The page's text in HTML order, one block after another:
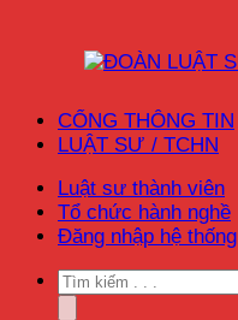
CỔNG THÔNG TIN
LUẬT SƯ / TCHN
Luật sư thành viên
Tổ chức hành nghề
Đăng nhập hệ thống